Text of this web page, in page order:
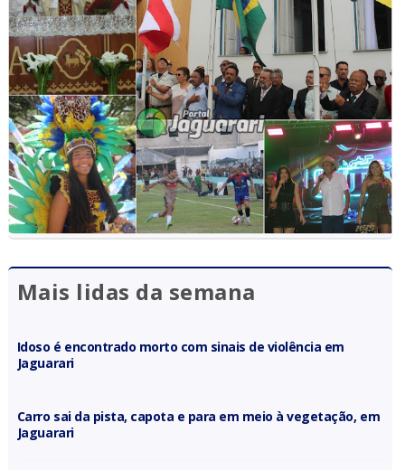
Mais lidas da semana
Idoso é encontrado morto com sinais de violência em
Jaguarari
Carro sai da pista, capota e para em meio à vegetação, em
Jaguarari